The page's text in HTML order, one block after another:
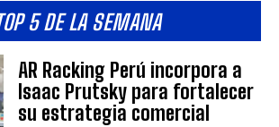
5 DE LA SEMANA
AR Racking Perú incorpora a
Isaac Prutsky para fortalecer
su estrategia comercial